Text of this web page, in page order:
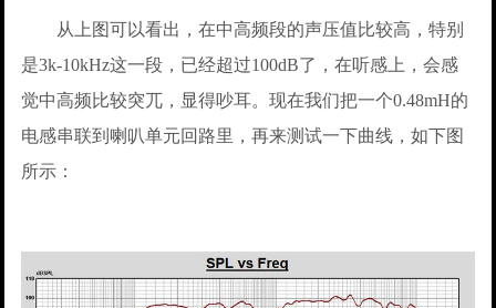
从上图可以看出，在中高频段的声压值比较高，特别
是3k-10kHz这一段，已经超过100dB了，在听感上，会感
觉中高频比较突兀，显得吵耳。现在我们把一个0.48mH的
电感串联到喇叭单元回路里，再来测试一下曲线，如下图
所示：